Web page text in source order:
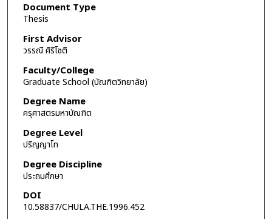
Document Type
Thesis
First Advisor
วรรณี ศิริโชติ
Faculty/College
Graduate School (บัณฑิตวิทยาลัย)
Degree Name
ครุศาสตรมหาบัณฑิต
Degree Level
ปริญญาโท
Degree Discipline
ประถมศึกษา
DOI
10.58837/CHULA.THE.1996.452